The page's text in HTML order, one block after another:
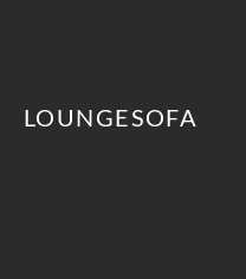
LOUNGESOFA